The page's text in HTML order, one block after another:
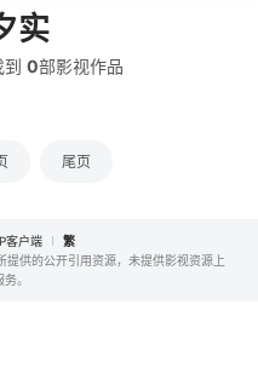
实
到 0部影视作品
尾页
客户端
繁
供的公开引用资源，未提供影视资源上
。